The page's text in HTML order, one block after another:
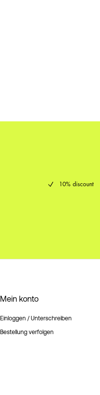
10% discount
Mein konto
Einloggen / Unterschreiben
Bestellung verfolgen